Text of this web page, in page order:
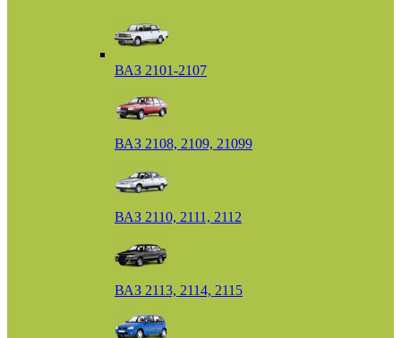
ВАЗ 2101-2107
ВАЗ 2108, 2109, 21099
ВАЗ 2110, 2111, 2112
ВАЗ 2113, 2114, 2115